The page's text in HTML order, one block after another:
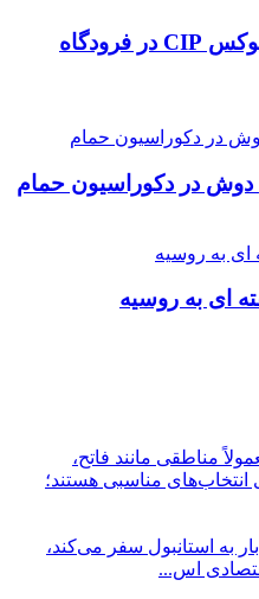
هر آنچه درباره خدمات لوکس CIP در فرودگاه‌
دوش در دکوراسیون حمام
ای به روسیه
مناطقی مانند فاتح،
انتخاب‌های مناسبی هستند؛
به استانبول سفر می‌کند،
اس...